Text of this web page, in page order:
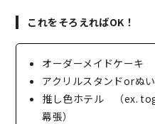
これをそろえればOK！
オーダーメイドケーキ
アクリルスタンドorぬ
推し色ホテル （ex.
幕張）